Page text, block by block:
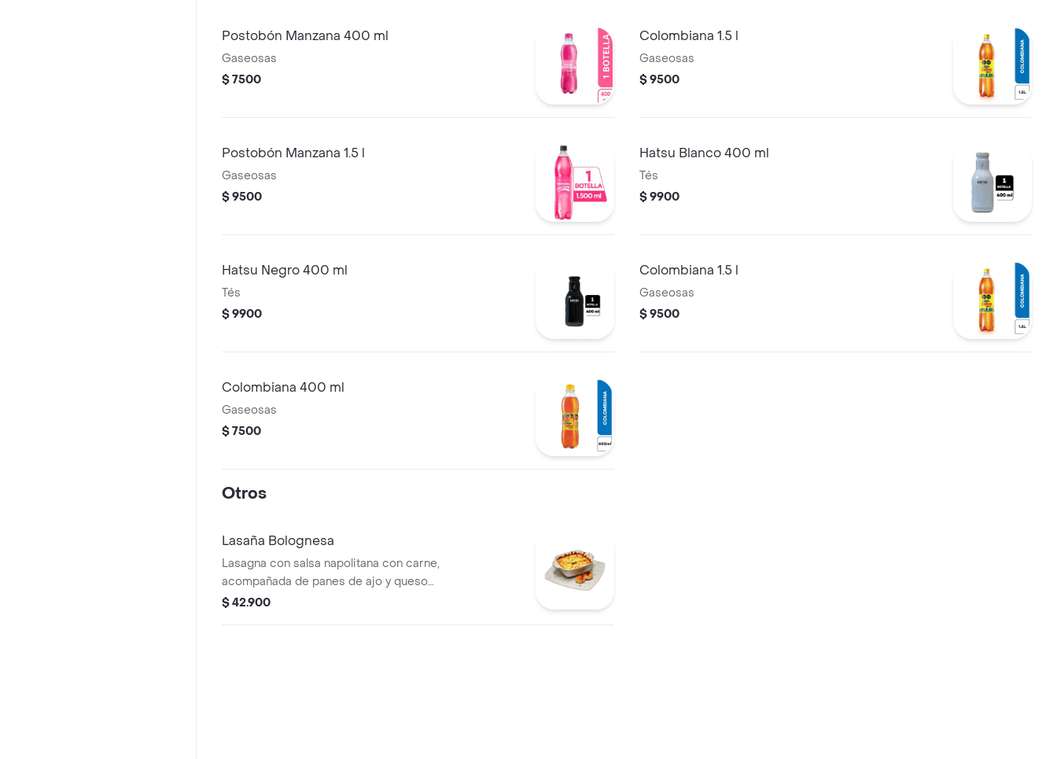
Postobón Manzana 400 ml
Gaseosas
$ 7500
Colombiana 1.5 l
Gaseosas
$ 9500
Postobón Manzana 1.5 l
Gaseosas
$ 9500
Hatsu Blanco 400 ml
Tés
$ 9900
Hatsu Negro 400 ml
Tés
$ 9900
Colombiana 1.5 l
Gaseosas
$ 9500
Colombiana 400 ml
Gaseosas
$ 7500
Otros
Lasaña Bolognesa
Lasagna con salsa napolitana con carne,
acompañada de panes de ajo y queso
parmesano.
$ 42.900